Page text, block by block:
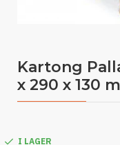
Kartong
x 290 x 130
I LAGER